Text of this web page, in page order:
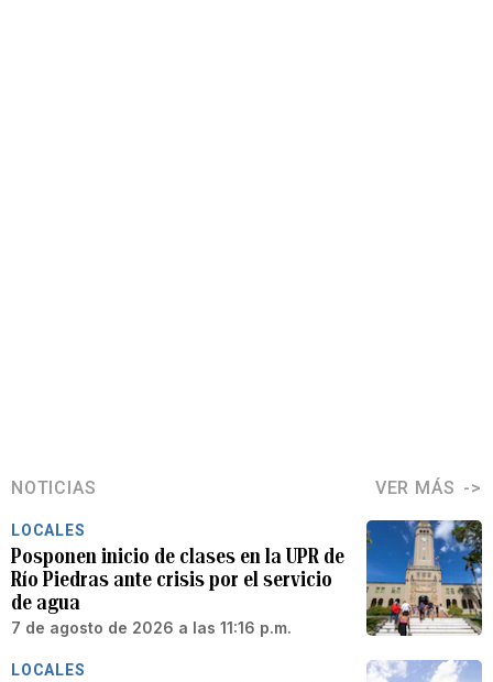
NOTICIAS VER MÁS
LOCALES
Posponen inicio de clases en la UPR de
Río Piedras ante crisis por el servicio
de agua
7 de agosto de 2026 a las 11:16 p.m.
LOCALES